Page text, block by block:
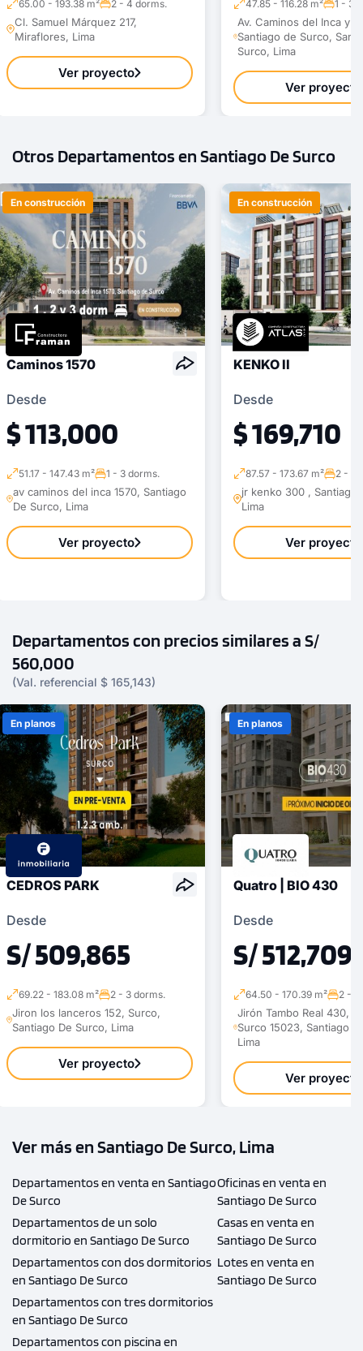
65.00 - 193.38 m² 2 - 4 dorms.
Cl. Samuel Márquez 217,
Miraflores, Lima
Ver proyecto
47.85 - 116.28 m² 1 - 3
Av. Caminos del Inca y
Santiago de Surco,
Surco, Lima
Ver proyecto
Otros Departamentos en Santiago De Surco
En construcción
Caminos 1570
Desde
$ 113,000
51.17 - 147.43 m² 1 - 3 dorms.
av caminos del inca 1570, Santiago
De Surco, Lima
Ver proyecto
En construcción
KENKO II
Desde
$ 169,710
87.57 - 173.67 m² 2 - 3
jr kenko 300 , Santiago
Lima
Ver proyecto
Departamentos con precios similares a S/
560,000
(Val. referencial $ 165,143)
En planos
CEDROS PARK
Desde
S/ 509,865
69.22 - 183.08 m² 2 - 3 dorms.
Jiron los lanceros 152, Surco,
Santiago De Surco, Lima
Ver proyecto
En planos
Quatro | BIO 430
Desde
S/ 512,709
64.50 - 170.39 m² 2 - 3
Jirón Tambo Real 430,
Surco 15023, Santiago
Lima
Ver proyecto
Ver más en Santiago De Surco, Lima
Departamentos en venta en Santiago
De Surco
Departamentos de un solo
dormitorio en Santiago De Surco
Departamentos con dos dormitorios
en Santiago De Surco
Departamentos con tres dormitorios
en Santiago De Surco
Departamentos con piscina en
Oficinas en venta en
Santiago De Surco
Casas en venta en
Santiago De Surco
Lotes en venta en
Santiago De Surco